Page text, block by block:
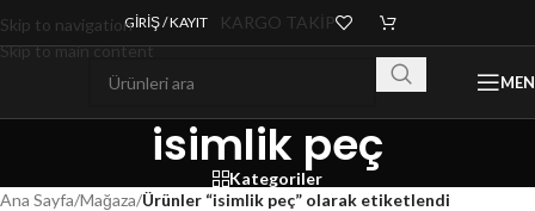
Skip to navigation
Skip to main content
GIRIŞ / KAYIT KARGO TAKİP
isimlik peç
Kategoriler
Ana Sayfa/Mağaza/Ürünler “isimlik peç” olarak etiketlendi